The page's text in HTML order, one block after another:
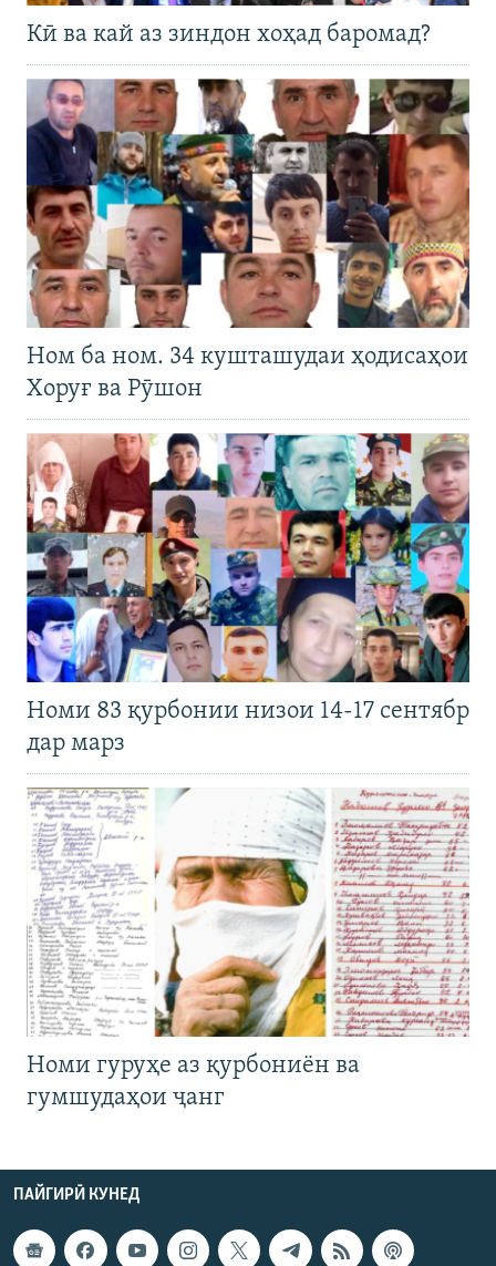
Кӣ ва кай аз зиндон хоҳад баромад?
Ном ба ном. 34 кушташудаи ҳодисаҳои
Хоруғ ва Рӯшон
Номи 83 қурбонии низои 14-17 сентябр
дар марз
Номи гуруҳе аз қурбониён ва
гумшудаҳои ҷанг
ПАЙГИРӢ КУНЕД